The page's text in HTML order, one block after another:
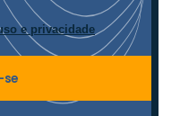
e privacidade
se